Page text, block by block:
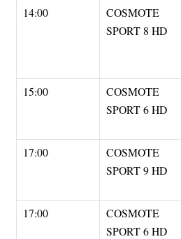
14:00
COSMOTE
SPORT 8 HD
15:00
COSMOTE
SPORT 6 HD
17:00
COSMOTE
SPORT 9 HD
17:00
COSMOTE
SPORT 6 HD